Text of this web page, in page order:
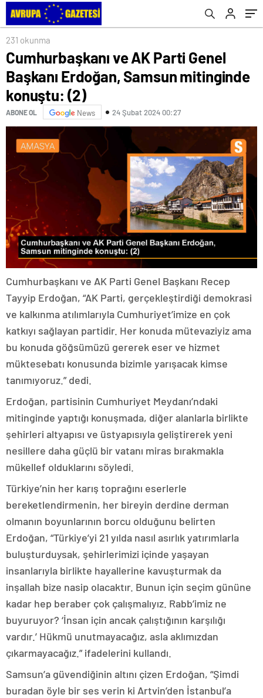
231 okunma
Cumhurbaşkanı ve AK Parti Genel
Başkanı Erdoğan, Samsun mitinginde
konuştu: (2)
ABONE OL News 24 Şubat 2024 00:27
Cumhurbaşkanı ve AK Parti Genel Başkanı Recep
Tayyip Erdoğan, “AK Parti, gerçekleştirdiği demokrasi
ve kalkınma atılımlarıyla Cumhuriyet’imize en çok
katkıyı sağlayan partidir. Her konuda mütevaziyiz ama
bu konuda göğsümüzü gererek eser ve hizmet
müktesebatı konusunda bizimle yarışacak kimse
tanımıyoruz.” dedi.
Erdoğan, partisinin Cumhuriyet Meydanı’ndaki
mitinginde yaptığı konuşmada, diğer alanlarla birlikte
şehirleri altyapısı ve üstyapısıyla geliştirerek yeni
nesillere daha güçlü bir vatanı miras bırakmakla
mükellef olduklarını söyledi.
Türkiye’nin her karış toprağını eserlerle
bereketlendirmenin, her bireyin derdine derman
olmanın boyunlarının borcu olduğunu belirten
Erdoğan, “Türkiye’yi 21 yılda nasıl asırlık yatırımlarla
buluşturduysak, şehirlerimizi içinde yaşayan
insanlarıyla birlikte hayallerine kavuşturmak da
inşallah bize nasip olacaktır. Bunun için seçim gününe
kadar hep beraber çok çalışmalıyız. Rabb’imiz ne
buyuruyor? ‘İnsan için ancak çalıştığının karşılığı
vardır.’ Hükmü unutmayacağız, asla aklımızdan
çıkarmayacağız.” ifadelerini kullandı.
Samsun’a güvendiğinin altını çizen Erdoğan, “Şimdi
buradan öyle bir ses verin ki Artvin’den İstanbul’a